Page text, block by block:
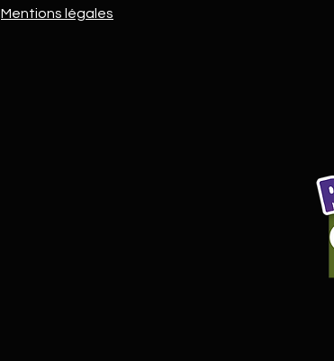
Mentions légales